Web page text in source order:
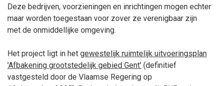
Deze bedrijven, voorzieningen en inrichtingen mogen echter
maar worden toegestaan voor zover ze verenigbaar zijn
met de onmiddellijke omgeving.
Het project ligt in het gewestelijk ruimtelijk uitvoeringsplan
'Afbakening grootstedelijk gebied Gent' (definitief
vastgesteld door de Vlaamse Regering op